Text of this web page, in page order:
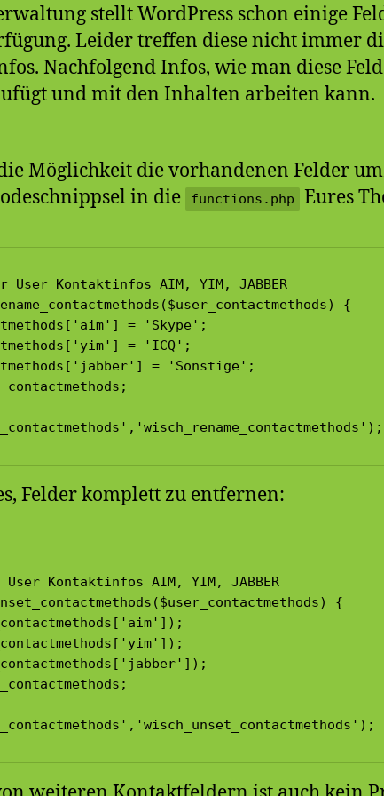
stellt WordPress schon einige
Leider treffen diese nicht immer
Nachfolgend Infos, wie man diese
und mit den Inhalten arbeiten kann.
Möglichkeit die vorhandenen Felder
in die
functions.php Eures
User Kontaktinfos AIM, YIM, JABBER
{
= 'Skype';
= 'ICQ';
= 'Sonstige';
Felder komplett zu entfernen:
Kontaktinfos AIM, YIM, JABBER
{